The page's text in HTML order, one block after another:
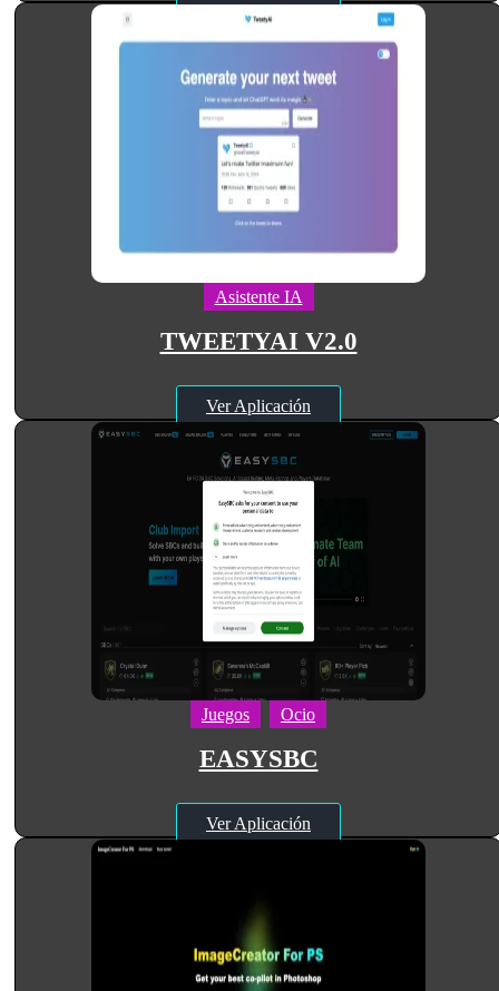
Asistente IA
TWEETYAI V2.0
Ver Aplicación
Juegos Ocio
EASYSBC
Ver Aplicación